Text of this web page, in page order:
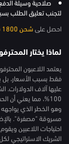
صلاحية وسيلة
لتجنب تعليق الطلب
احصل علىشحن 1800 شدة ببجي
لماذا يختار
فقط بسبب الأسعار، بل
عليها آلاف
وهو الخطر الذي
مسروقة "مصفرة".
احتياجات اللاعبين
الشريك الاستراتيجي